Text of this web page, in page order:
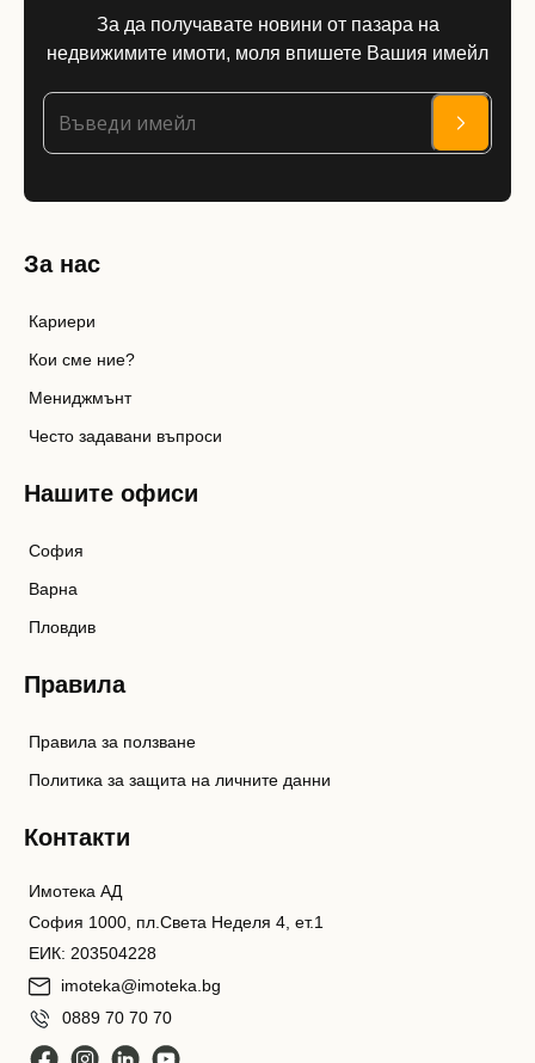
За да получавате новини от пазара на
недвижимите имоти, моля впишете Вашия имейл
За нас
Кариери
Кои сме ние?
Мениджмънт
Често задавани въпроси
Нашите офиси
София
Варна
Пловдив
Правила
Правила за ползване
Политика за защита на личните данни
Контакти
Имотека АД
София 1000, пл.Света Неделя 4, ет.1
ЕИК: 203504228
imoteka@imoteka.bg
0889 70 70 70